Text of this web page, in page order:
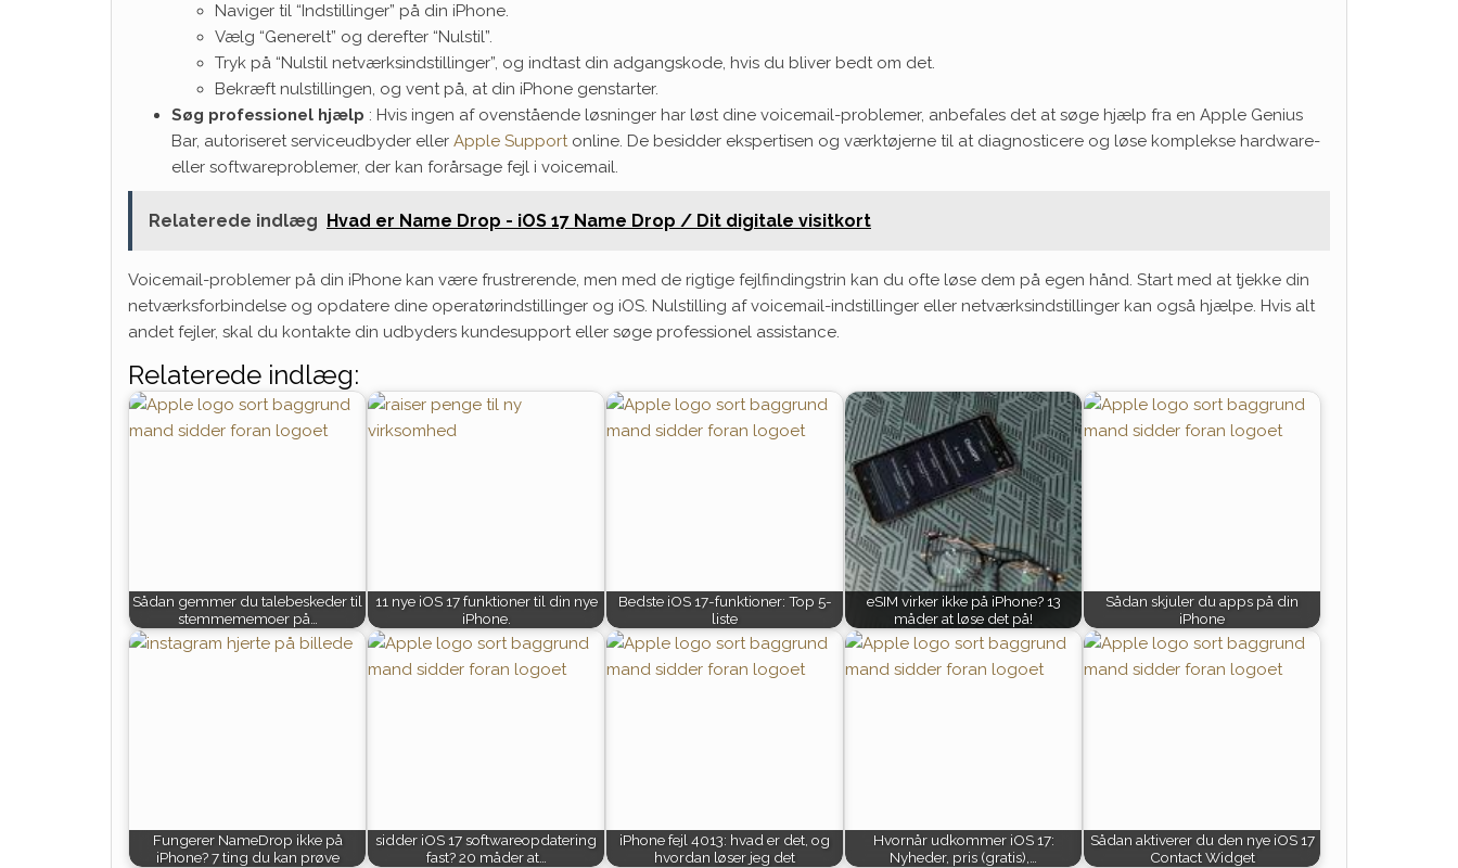
Naviger til “Indstillinger” på din iPhone.
Vælg “Generelt” og derefter “Nulstil”.
Tryk på “Nulstil netværksindstillinger”, og indtast din adgangskode, hvis du bliver bedt om det.
Bekræft nulstillingen, og vent på, at din iPhone genstarter.
Søg professionel hjælp : Hvis ingen af ​​ovenstående løsninger har løst dine voicemail-problemer, anbefales det at søge hjælp fra en Apple Genius
Bar, autoriseret serviceudbyder eller Apple Supportonline. De besidder ekspertisen og værktøjerne til at diagnosticere og løse komplekse hardware-
eller softwareproblemer, der kan forårsage fejl i voicemail.
Relaterede indlæg Hvad er Name Drop - iOS 17 Name Drop / Dit digitale visitkort
Voicemail-problemer på din iPhone kan være frustrerende, men med de rigtige fejlfindingstrin kan du ofte løse dem på egen hånd. Start med at tjekke din
netværksforbindelse og opdatere dine operatørindstillinger og iOS. Nulstilling af voicemail-indstillinger eller netværksindstillinger kan også hjælpe. Hvis alt
andet fejler, skal du kontakte din udbyders kundesupport eller søge professionel assistance.
Relaterede indlæg:
Sådan gemmer du talebeskeder til
stemmememoer på…
11 nye iOS 17 funktioner til din nye
iPhone.
Bedste iOS 17-funktioner: Top 5-
liste
eSIM virker ikke på iPhone? 13
måder at løse det på!
Sådan skjuler du apps på din
iPhone
Fungerer NameDrop ikke på
iPhone? 7 ting du kan prøve
sidder iOS 17 softwareopdatering
fast? 20 måder at…
iPhone fejl 4013: hvad er det, og
hvordan løser jeg det
Hvornår udkommer iOS 17:
Nyheder, pris (gratis),…
Sådan aktiverer du den nye iOS 17
Contact Widget